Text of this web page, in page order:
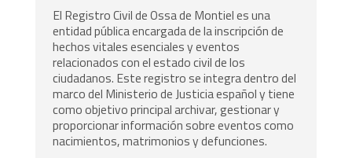
El Registro Civil de Ossa de Montiel es una
entidad pública encargada de la inscripción de
hechos vitales esenciales y eventos
relacionados con el estado civil de los
ciudadanos. Este registro se integra dentro del
marco del Ministerio de Justicia español y tiene
como objetivo principal archivar, gestionar y
proporcionar información sobre eventos como
nacimientos, matrimonios y defunciones.